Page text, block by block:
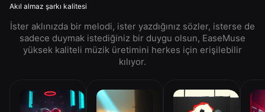
Akıl almaz şarkı kalitesi
İster aklınızda bir melodi, ister yazdığınız sözler, isterse de
sadece duymak istediğiniz bir duygu olsun, EaseMuse
yüksek kaliteli müzik üretimini herkes için erişilebilir
kılıyor.